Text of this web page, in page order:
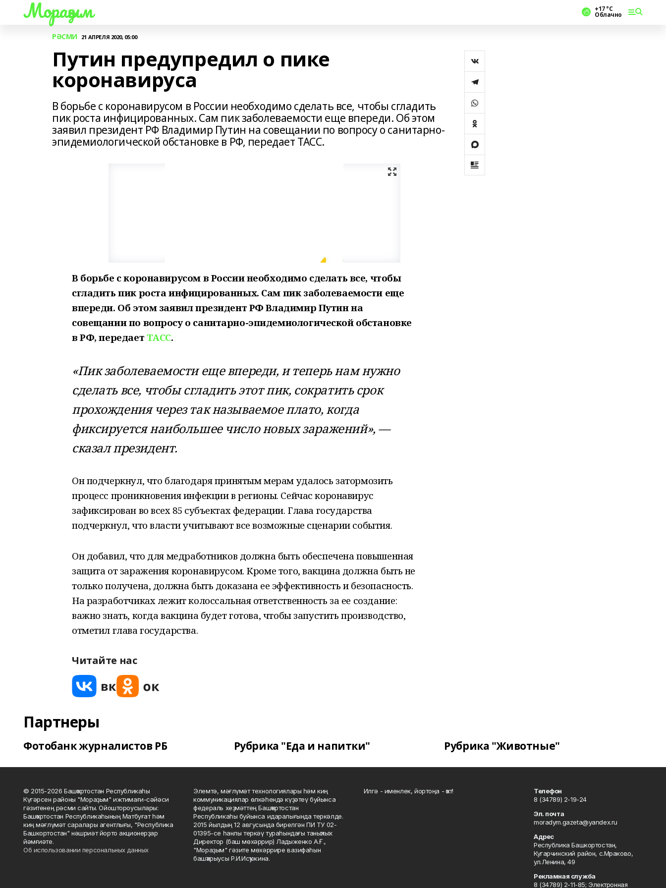
Мораҙым +17 °С
Облачно
РӘСМИ 21 АПРЕЛЯ 2020, 05:00
Путин предупредил о пике
коронавируса
В борьбе с коронавирусом в России необходимо сделать все, чтобы сгладить
пик роста инфицированных. Сам пик заболеваемости еще впереди. Об этом
заявил президент РФ Владимир Путин на совещании по вопросу о санитарно-
эпидемиологической обстановке в РФ, передает ТАСС.
В борьбе с коронавирусом в России необходимо сделать все, чтобы
сгладить пик роста инфицированных. Сам пик заболеваемости еще
впереди. Об этом заявил президент РФ Владимир Путин на
совещании по вопросу о санитарно-эпидемиологической обстановке
в РФ, передает ТАСС.
«Пик заболеваемости еще впереди, и теперь нам нужно
сделать все, чтобы сгладить этот пик, сократить срок
прохождения через так называемое плато, когда
фиксируется наибольшее число новых заражений», —
сказал президент.
Он подчеркнул, что благодаря принятым мерам удалось затормозить
процесс проникновения инфекции в регионы. Сейчас коронавирус
зафиксирован во всех 85 субъектах федерации. Глава государства
подчеркнул, что власти учитывают все возможные сценарии события.
Он добавил, что для медработников должна быть обеспечена повышенная
защита от заражения коронавирусом. Кроме того, вакцина должна быть не
только получена, должна быть доказана ее эффективность и безопасность.
На разработчиках лежит колоссальная ответственность за ее создание:
важно знать, когда вакцина будет готова, чтобы запустить производство,
отметил глава государства.
Читайте нас
Партнеры
Фотобанк журналистов РБ Рубрика "Еда и напитки" Рубрика "Животные"
© 2015-2026 Башҡортостан Республикаһы
Күгәрсен районы "Мораҙым" ижтимағи-сәйәси
гәзитенең рәсми сайты. Ойоштороусылары:
Башҡортостан Республикаһының Матбуғат һәм
киң мәғлүмәт саралары агентлығы, "Республика
Башкортостан" нәшриәт йорто акционерҙар
йәмғиәте.
Об использовании персональных данных
Элемтә, мәғлүмәт технологиялары һәм киң
коммуникациялар өлкәһендә күҙәтеү буйынса
федераль хеҙмәттең Башҡортостан
Республикаһы буйынса идаралығында теркәлде.
2015 йылдың 12 авгусында бирелгән ПИ ТУ 02-
01395-се һанлы теркәү тураһындағы таныҡлыҡ.
Директор (баш мөхәррир) Ладыженко А.Ғ.,
"Мораҙым" гәзите мөхәррире вазифаһын
башҡарыусы Р.И.Исҡужина.
Илгә - именлек, йортоңа - ҡот!
Телефон
8 (34789) 2-19-24
Эл. почта
moradym.gazeta@yandex.ru
Адрес
Республика Башкортостан,
Кугарчинский район, с.Мраково,
ул.Ленина, 49
Рекламная служба
8 (34789) 2-11-85; Электронная